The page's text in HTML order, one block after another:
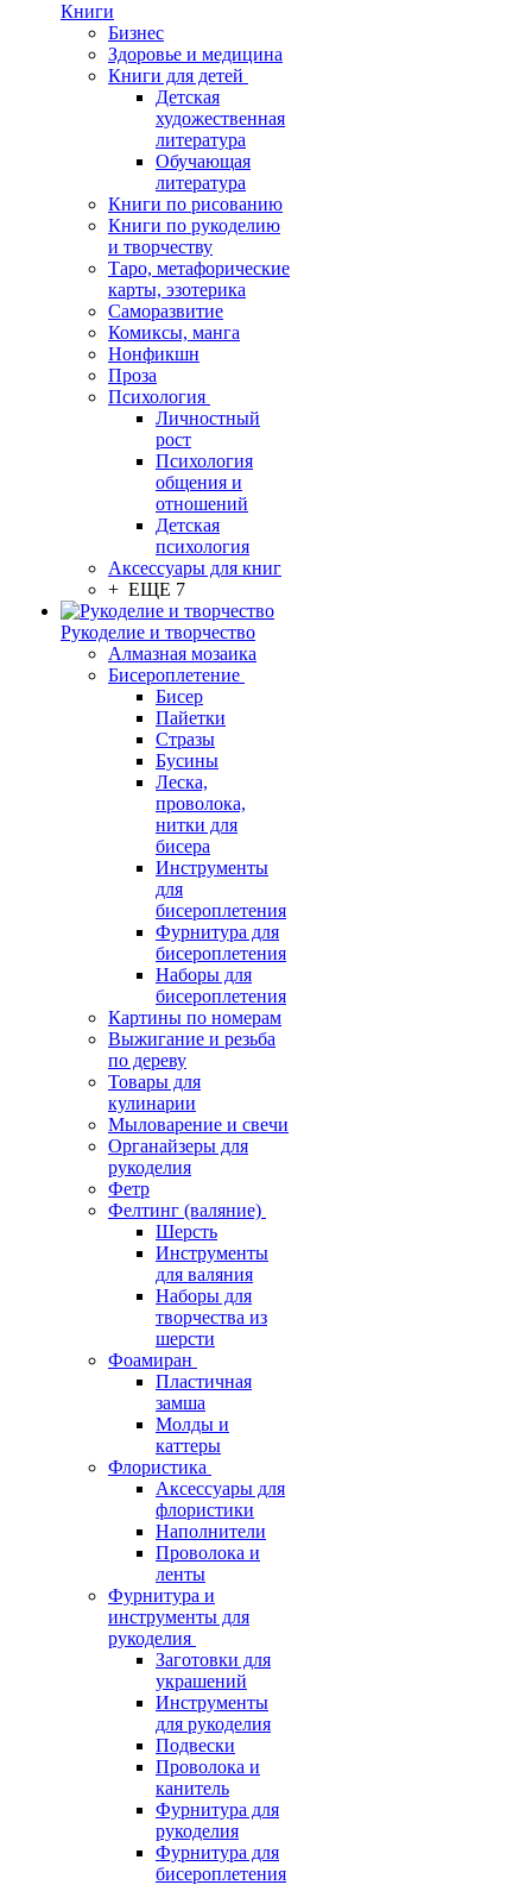
Книги
Бизнес
Здоровье и медицина
Книги для детей
Детская
художественная
литература
Обучающая
литература
Книги по рисованию
Книги по рукоделию
и творчеству
Таро, метафорические
карты, эзотерика
Саморазвитие
Комиксы, манга
Нонфикшн
Проза
Психология
Личностный
рост
Психология
общения и
отношений
Детская
психология
Аксессуары для книг
+ ЕЩЕ 7
Рукоделие и творчество
Алмазная мозаика
Бисероплетение
Бисер
Пайетки
Стразы
Бусины
Леска,
проволока,
нитки для
бисера
Инструменты
для
бисероплетения
Фурнитура для
бисероплетения
Наборы для
бисероплетения
Картины по номерам
Выжигание и резьба
по дереву
Товары для
кулинарии
Мыловарение и свечи
Органайзеры для
рукоделия
Фетр
Фелтинг (валяние)
Шерсть
Инструменты
для валяния
Наборы для
творчества из
шерсти
Фоамиран
Пластичная
замша
Молды и
каттеры
Флористика
Аксессуары для
флористики
Наполнители
Проволока и
ленты
Фурнитура и
инструменты для
рукоделия
Заготовки для
украшений
Инструменты
для рукоделия
Подвески
Проволока и
канитель
Фурнитура для
рукоделия
Фурнитура для
бисероплетения